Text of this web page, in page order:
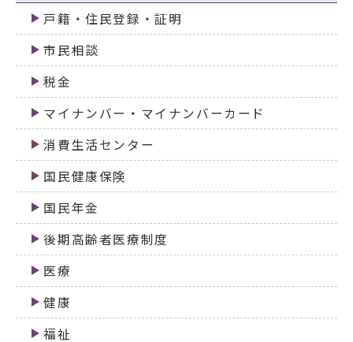
戸籍・住民登録・証明
市民相談
税金
マイナンバー・マイナンバーカード
消費生活センター
国民健康保険
国民年金
後期高齢者医療制度
医療
健康
福祉